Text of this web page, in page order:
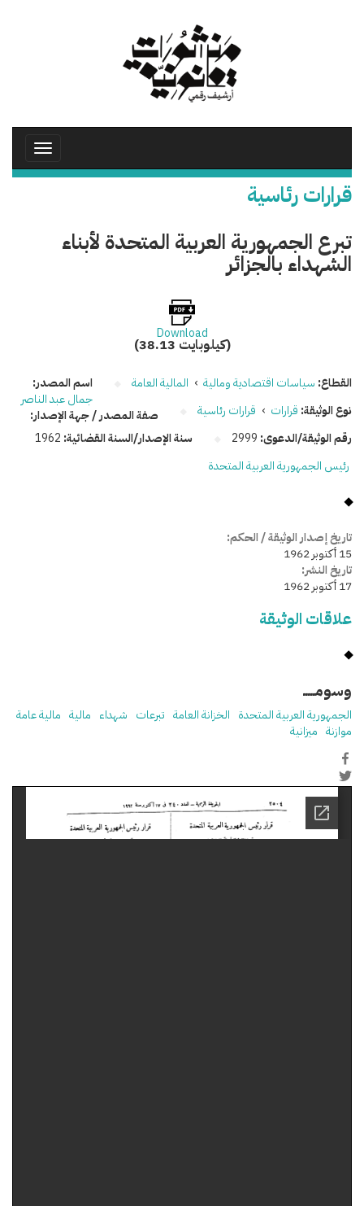
Toggle
قرارات رئاسية
تبرع الجمهورية العربية المتحدة لأبناء
الشهداء بالجزائر
Download
(38.13 كيلوبايت)
القطاع: سياسات اقتصادية ومالية › المالية العامة
نوع الوثيقة: قرارات › قرارات رئاسية
رقم الوثيقة/الدعوى: 2999 سنة الإصدار/السنة القضائية: 1962
اسم المصدر:
جمال عبد الناصر
صفة المصدر / جهة الإصدار:
رئيس الجمهورية العربية المتحدة
تاريخ إصدار الوثيقة / الحكم:
15 أكتوبر 1962
تاريخ النشر:
17 أكتوبر 1962
علاقات الوثيقة
وسومـــــ
الجمهورية العربية المتحدة الخزانة العامة تبرعات شهداء مالية مالية عامة
موازنة ميزانية